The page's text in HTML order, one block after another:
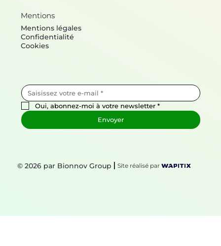
© 2026 par Bionnov Group Site réalisé par
Oui, abonnez-moi à votre newsletter *
Envoyer
Mentions
Mentions légales
Confidentialité
Cookies